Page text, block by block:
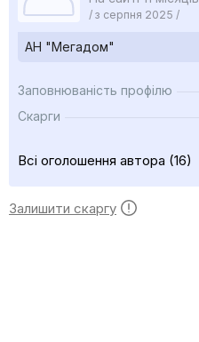
/ з серпня 2025 /
АН "Мегадом"
Заповнюваність профілю
Скарги
Всі оголошення автора (16)
Залишити скаргу